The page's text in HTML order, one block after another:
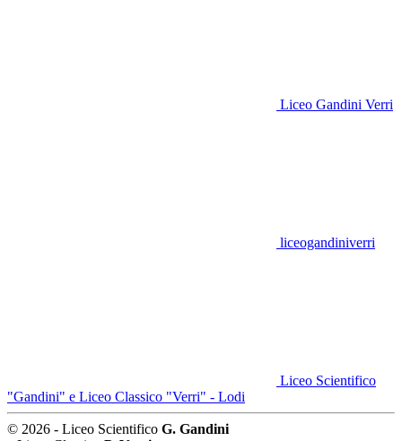
Liceo Gandini Verri
liceogandiniverri
Liceo Scientifico
"Gandini" e Liceo Classico "Verri" - Lodi
© 2026 - Liceo Scientifico G. Gandini